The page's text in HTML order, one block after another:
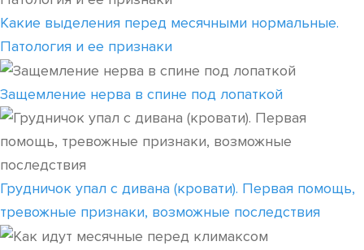
Какие выделения перед месячными нормальные.
Патология и ее признаки
Защемление нерва в спине под лопаткой
Грудничок упал с дивана (кровати). Первая помощь,
тревожные признаки, возможные последствия